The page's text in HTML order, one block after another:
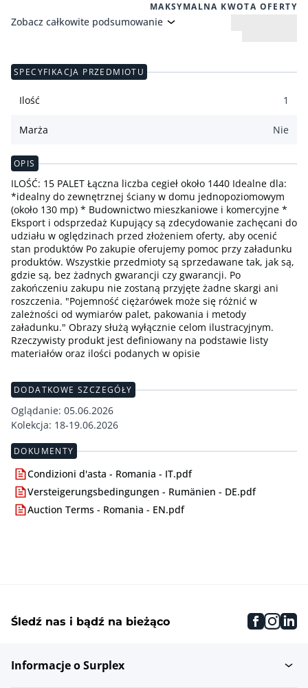
MAKSYMALNA KWOTA OFERTY
Zobacz całkowite podsumowanie
SPECYFIKACJA PRZEDMIOTU
Ilość 1
Marża Nie
OPIS
ILOŚĆ: 15 PALET Łączna liczba cegieł około 1440 Idealne dla:
*idealny do zewnętrznej ściany w domu jednopoziomowym
(około 130 mp) * Budownictwo mieszkaniowe i komercyjne *
Eksport i odsprzedaż Kupujący są zdecydowanie zachęcani do
udziału w oględzinach przed złożeniem oferty, aby ocenić
stan produktów Po zakupie oferujemy pomoc przy załadunku
produktów. Wszystkie przedmioty są sprzedawane tak, jak są,
gdzie są, bez żadnych gwarancji czy gwarancji. Po
zakończeniu zakupu nie zostaną przyjęte żadne skargi ani
roszczenia. "Pojemność ciężarówek może się różnić w
zależności od wymiarów palet, pakowania i metody
załadunku." Obrazy służą wyłącznie celom ilustracyjnym.
Rzeczywisty produkt jest definiowany na podstawie listy
materiałów oraz ilości podanych w opisie
DODATKOWE SZCZEGÓŁY
Oglądanie: 05.06.2026
Kolekcja: 18-19.06.2026
DOKUMENTY
Condizioni d'asta - Romania - IT.pdf
Versteigerungsbedingungen - Rumänien - DE.pdf
Auction Terms - Romania - EN.pdf
Śledź nas i bądź na bieżąco
Informacje o Surplex